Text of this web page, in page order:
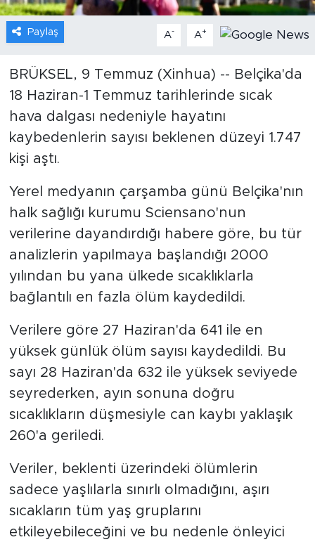
Paylaş A- A+
BRÜKSEL, 9 Temmuz (Xinhua) -- Belçika'da
18 Haziran-1 Temmuz tarihlerinde sıcak
hava dalgası nedeniyle hayatını
kaybedenlerin sayısı beklenen düzeyi 1.747
kişi aştı.
Yerel medyanın çarşamba günü Belçika'nın
halk sağlığı kurumu Sciensano'nun
verilerine dayandırdığı habere göre, bu tür
analizlerin yapılmaya başlandığı 2000
yılından bu yana ülkede sıcaklıklarla
bağlantılı en fazla ölüm kaydedildi.
Verilere göre 27 Haziran'da 641 ile en
yüksek günlük ölüm sayısı kaydedildi. Bu
sayı 28 Haziran'da 632 ile yüksek seviyede
seyrederken, ayın sonuna doğru
sıcaklıkların düşmesiyle can kaybı yaklaşık
260'a geriledi.
Veriler, beklenti üzerindeki ölümlerin
sadece yaşlılarla sınırlı olmadığını, aşırı
sıcakların tüm yaş gruplarını
etkileyebileceğini ve bu nedenle önleyici
Sağlık
Xinhua
Xinhua Türkiye
Seyahat